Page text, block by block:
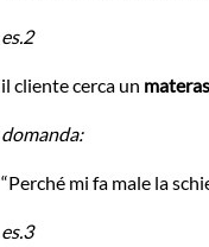
es.2
il cliente cerca un
domanda:
“Perché mi fa male la
es.3